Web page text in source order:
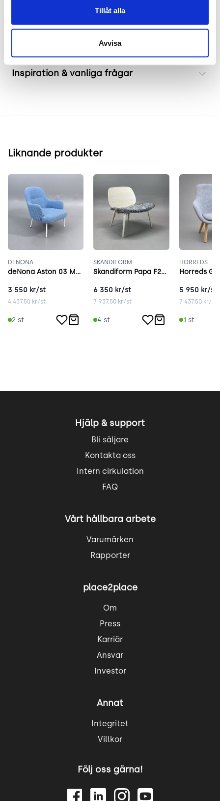
Tillåt alla
Avvisa
Inspiration & vanliga frågar
Liknande produkter
DENONA
deNona Aston 03 Metal ljusblå
3 550 kr/st
4 437.50 kr/st
2 st
SKANDIFORM
Skandiform Papa F276 ask
6 350 kr/st
7 937.50 kr/st
4 st
HORREDS
5 950 kr/st
7 437.50kr/st
1 st
Hjälp & support
Bli säljare
Kontakta oss
Intern cirkulation
FAQ
Vårt hållbara arbete
Varumärken
Rapporter
place2place
Om
Press
Karriär
Ansvar
Investor
Annat
Integritet
Villkor
Följ oss gärna!